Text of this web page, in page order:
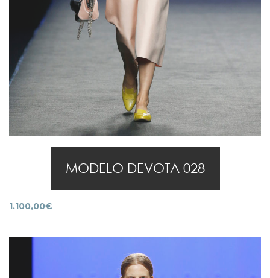
MODELO DEVOTA 028
1.100,00€